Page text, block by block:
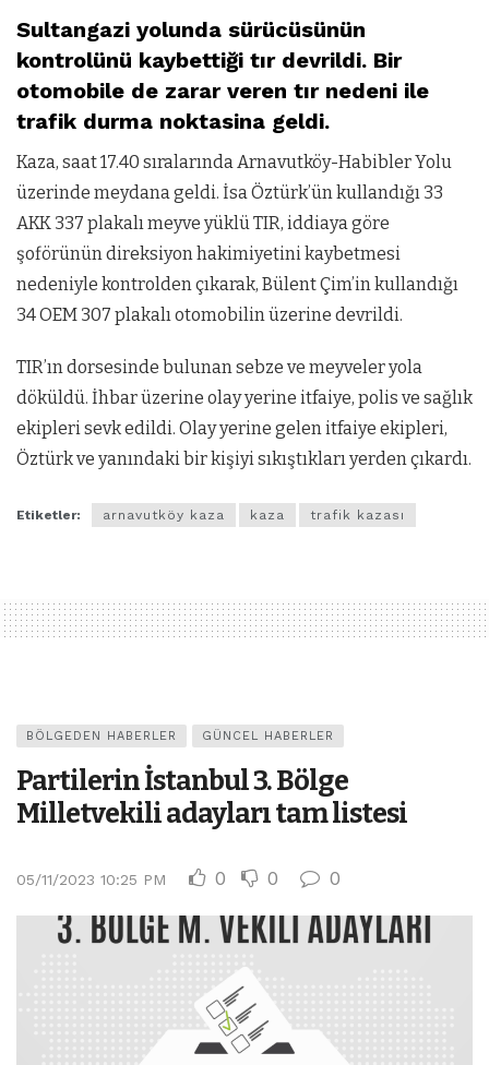
Sultangazi yolunda sürücüsünün
kontrolünü kaybettiği tır devrildi. Bir
otomobile de zarar veren tır nedeni ile
trafik durma noktasina geldi.
Kaza, saat 17.40 sıralarında Arnavutköy-Habibler Yolu
üzerinde meydana geldi. İsa Öztürk’ün kullandığı 33
AKK 337 plakalı meyve yüklü TIR, iddiaya göre
şoförünün direksiyon hakimiyetini kaybetmesi
nedeniyle kontrolden çıkarak, Bülent Çim’in kullandığı
34 OEM 307 plakalı otomobilin üzerine devrildi.
TIR’ın dorsesinde bulunan sebze ve meyveler yola
döküldü. İhbar üzerine olay yerine itfaiye, polis ve sağlık
ekipleri sevk edildi. Olay yerine gelen itfaiye ekipleri,
Öztürk ve yanındaki bir kişiyi sıkıştıkları yerden çıkardı.
Etiketler: arnavutköy kaza kaza trafik kazası
BÖLGEDEN HABERLER GÜNCEL HABERLER
Partilerin İstanbul 3. Bölge
Milletvekili adayları tam listesi
05/11/2023 10:25 PM 0 0 0